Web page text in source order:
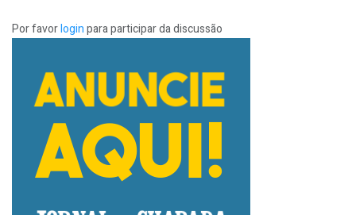
Por favorloginpara participar da discussão